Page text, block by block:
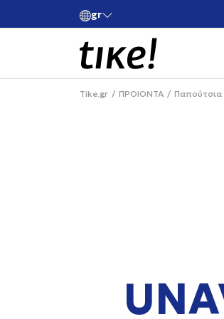
grΚάνε εγγραφή και κέρδισε
Tike.gr ΠΡΟΙΟΝΤΑ Παπούτσια